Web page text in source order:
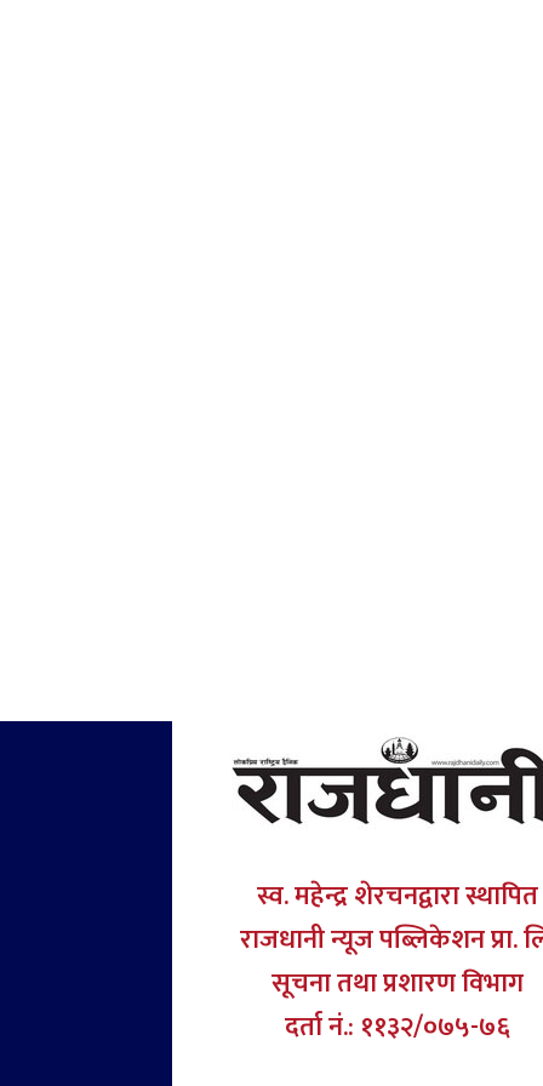
स्व. महेन्द्र शेरचनद्वारा स्थापित
राजधानी न्यूज पब्लिकेशन प्रा.
सूचना तथा प्रशारण विभाग
दर्ता नं.: ११३२/०७५-७६